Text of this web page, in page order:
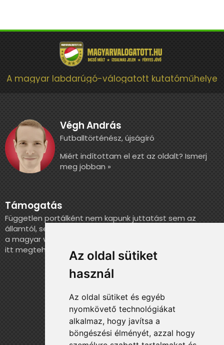
Az oldal sütiket
használ
Az oldal sütiket és egyéb
nyomkövető technológiákat
alkalmaz, hogy javítsa a
böngészési élményét, azzal hogy
A magyar labdarúgó-válogatott kutatóműhelye
Végh András
Futballtörténész, újságíró
Miért indítottam el ezt az oldalt? Ismerj
meg jobban »
Támogatás
Független portálként nem kapunk juttatást sem az
államtól, sem más szervezettől. Ha szeretnél segíteni
a magyar válogatott történelmének feldolgozásában,
itt megteheted.